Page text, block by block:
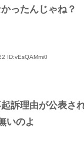
ったんじゃね？
ID:vEsQAMmi0
訴理由が公表さ
いのよ